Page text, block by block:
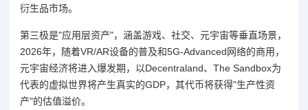
衍生品市场。
第三极是"应用层资产"，涵盖游戏、社交、元宇宙等垂直场景，
2026年，随着VR/AR设备的普及和5G-Advanced网络的商用，
元宇宙经济将进入爆发期，以Decentraland、The Sandbox为
代表的虚拟世界将产生真实的GDP，其代币将获得"生产性资
产"的估值溢价。